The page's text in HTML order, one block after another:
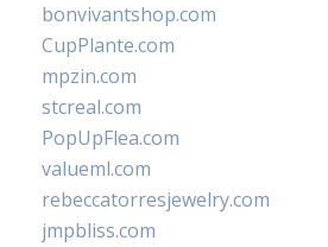
bonvivantshop.com
CupPlante.com
mpzin.com
stcreal.com
PopUpFlea.com
valueml.com
rebeccatorresjewelry.com
jmpbliss.com